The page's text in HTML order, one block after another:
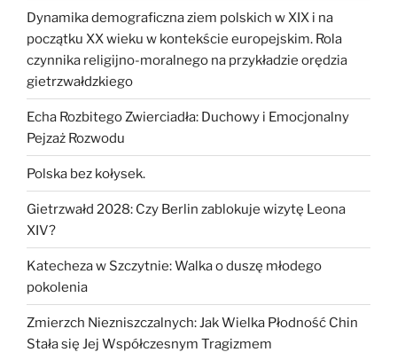
Dynamika demograficzna ziem polskich w XIX i na
początku XX wieku w kontekście europejskim. Rola
czynnika religijno-moralnego na przykładzie orędzia
gietrzwałdzkiego
Echa Rozbitego Zwierciadła: Duchowy i Emocjonalny
Pejzaż Rozwodu
Polska bez kołysek.
Gietrzwałd 2028: Czy Berlin zablokuje wizytę Leona
XIV?
Katecheza w Szczytnie: Walka o duszę młodego
pokolenia
Zmierzch Niezniszczalnych: Jak Wielka Płodność Chin
Stała się Jej Współczesnym Tragizmem